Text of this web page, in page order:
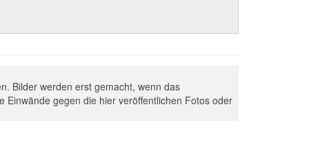
Bilder werden erst gemacht, wenn das
Einwände gegen die hier veröffentlichen Fotos oder